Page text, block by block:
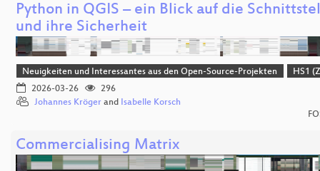
Python in QGIS – ein Blick auf die
und ihre Sicherheit
Neuigkeiten und Interessantes aus den Open-Source-Projekten
HS1
2026-03-26
296
Johannes Kröger and Isabelle Korsch
Commercialising Matrix